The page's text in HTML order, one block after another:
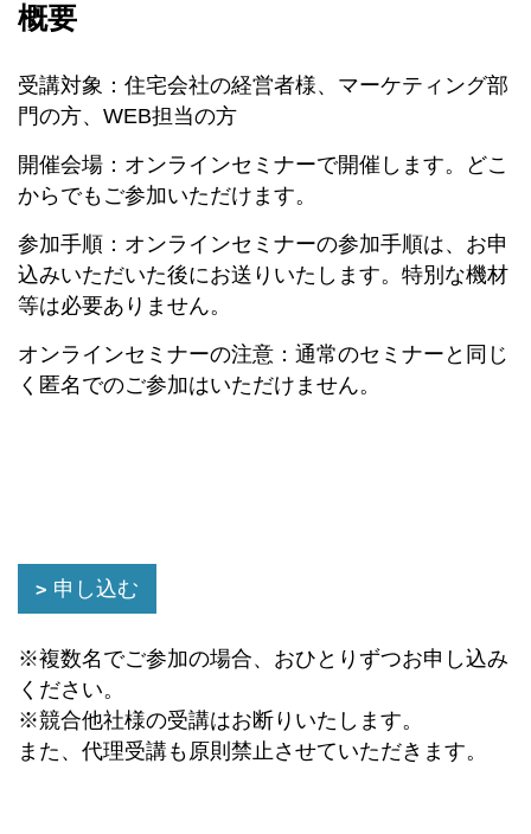
概要
受講対象：住宅会社の経営者様、マーケティング部
門の方、WEB担当の方
開催会場：オンラインセミナーで開催します。どこ
からでもご参加いただけます。
参加手順：オンラインセミナーの参加手順は、お申
込みいただいた後にお送りいたします。特別な機材
等は必要ありません。
オンラインセミナーの注意：通常のセミナーと同じ
く匿名でのご参加はいただけません。
申し込む
※複数名でご参加の場合、おひとりずつお申し込み
ください。
※競合他社様の受講はお断りいたします。
また、代理受講も原則禁止させていただきます。